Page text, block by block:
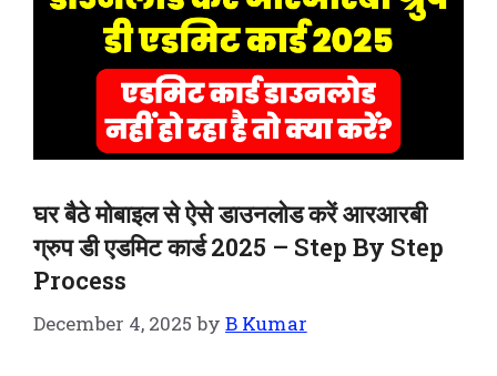
घर बैठे मोबाइल से ऐसे डाउनलोड करें आरआरबी
ग्रुप डी एडमिट कार्ड 2025 – Step By Step
Process
December 4, 2025 byB Kumar